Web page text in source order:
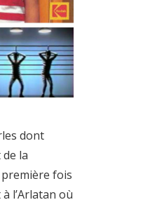
dont
la
première fois
l’Arlatan où